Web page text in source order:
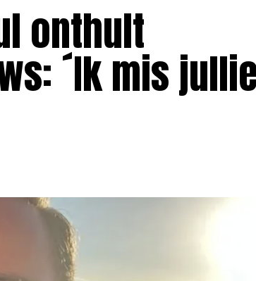
onthult
´Ik mis